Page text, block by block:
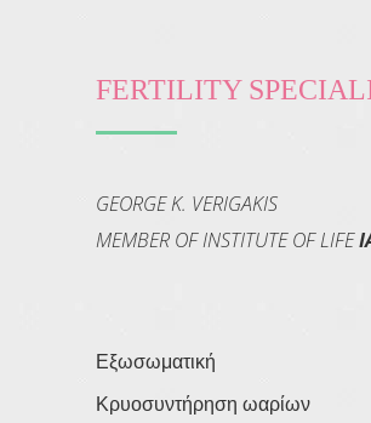
FERTILITY
GEORGE K. VERIGAKIS
MEMBER OF INSTITUTE OF LIFE
Εξωσωματική
Κρυοσυντήρηση ωαρίων